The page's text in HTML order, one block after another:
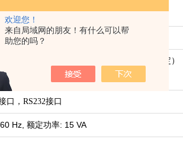
欢迎您！
来自局域网的朋友！有什么可以帮
助您的吗？
数据
手动触发，总线触发
全部锁定
板保存
口，RS232接口
Hz, 额定功率: 15 VA